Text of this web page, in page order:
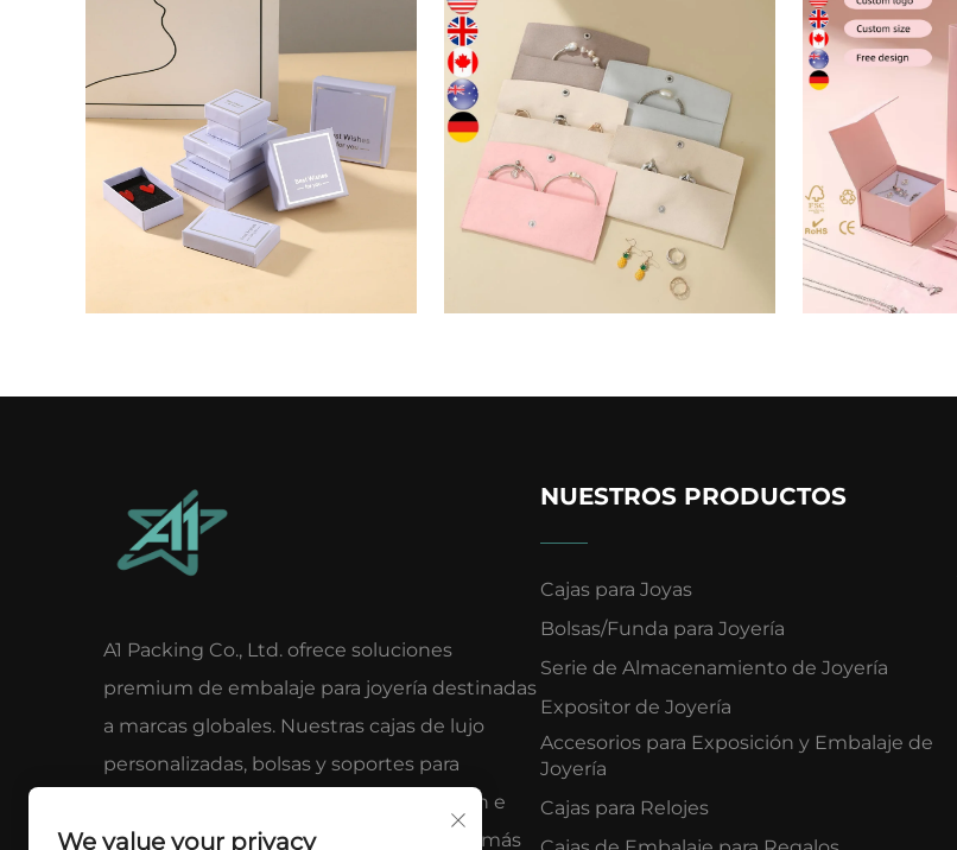
A1 Packing Co., Ltd. ofrece soluciones
premium de embalaje para joyería destinadas
a marcas globales. Nuestras cajas de lujo
personalizadas, bolsas y soportes para
exhibición aportan elegancia, protección e
impacto de marca. Confían en nosotros más
NUESTROS PRODUCTOS
Cajas para Joyas
Bolsas/Funda para Joyería
Serie de Almacenamiento de Joyería
Expositor de Joyería
Accesorios para Exposición y Embalaje de
Joyería
Cajas para Relojes
We value your privacy